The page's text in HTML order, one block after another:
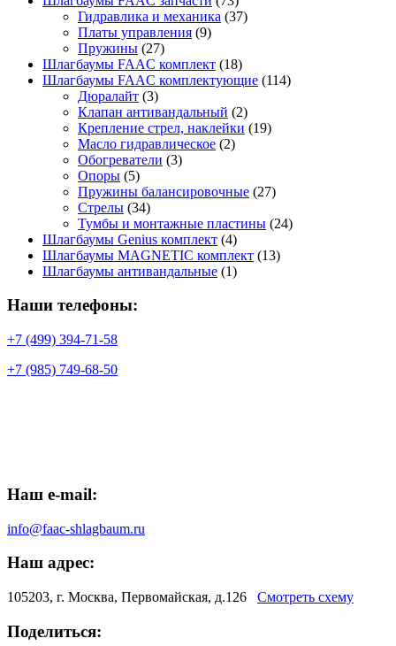
Гидравлика и механика (37)
Платы управления (9)
Пружины (27)
Шлагбаумы FAAC комплект (18)
Шлагбаумы FAAC комплектующие (114)
Дюралайт (3)
Клапан антивандальный (2)
Крепление стрел, наклейки (19)
Масло гидравлическое (2)
Обогреватели (3)
Опоры (5)
Пружины балансировочные (27)
Стрелы (34)
Тумбы и монтажные пластины (24)
Шлагбаумы Genius комплект (4)
Шлагбаумы MAGNETIC комплект (13)
Шлагбаумы антивандальные (1)
Наши телефоны:
+7 (499) 394-71-58
+7 (985) 749-68-50
Наш e-mail:
info@faac-shlagbaum.ru
Наш адрес:
105203, г. Москва, Первомайская, д.126 Смотреть схему
Поделиться: